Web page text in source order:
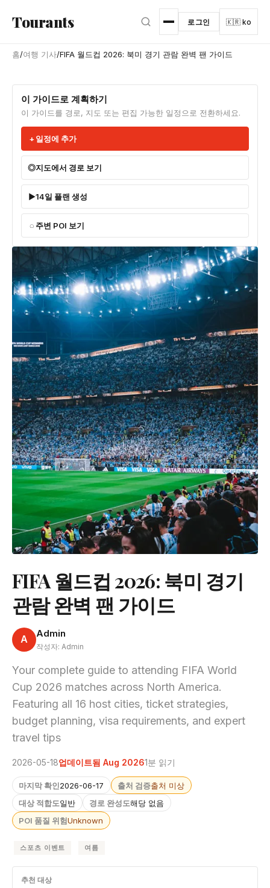
Tourants 로그인 🇰🇷 ko
홈/여행 기사/FIFA 월드컵 2026: 북미 경기 관람 완벽 팬 가이드
이 가이드로 계획하기
이 가이드를 경로, 지도 또는 편집 가능한 일정으로 전환하세요.
일정에 추가
지도에서 경로 보기
14일 플랜 생성
주변 POI 보기
FIFA 월드컵 2026: 북미 경기
관람 완벽 팬 가이드
A Admin
작성자: Admin
Your complete guide to attending FIFA World
Cup 2026 matches across North America.
Featuring all 16 host cities, ticket strategies,
budget planning, visa requirements, and expert
travel tips
2026-05-18업데이트됨 Aug 20261분 읽기
마지막 확인2026-06-17 출처 검증출처 미상
대상 적합도일반 경로 완성도해당 없음
POI 품질 위험Unknown
스포츠 이벤트 여름
추천 대상